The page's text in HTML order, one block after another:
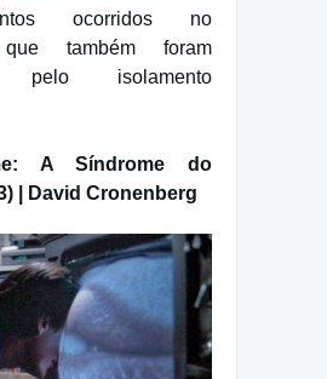
ocorridos no
que também foram
pelo isolamento
A Síndrome do
| David Cronenberg